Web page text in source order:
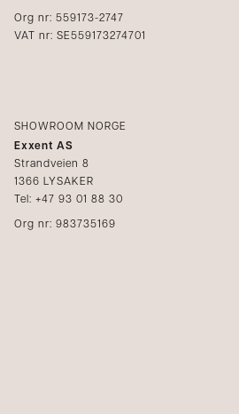
Org nr: 559173-2747
VAT nr: SE559173274701
SHOWROOM NORGE
Exxent AS
Strandveien 8
1366 LYSAKER
Tel: +47 93 01 88 30
Org nr: 983735169